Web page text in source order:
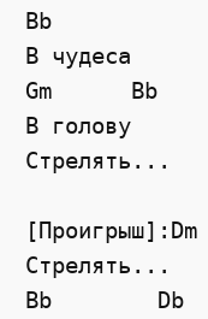
Bb
В чудеса
Gm      Bb
В голову
Стрелять...
Стрелять...
Bb        Db